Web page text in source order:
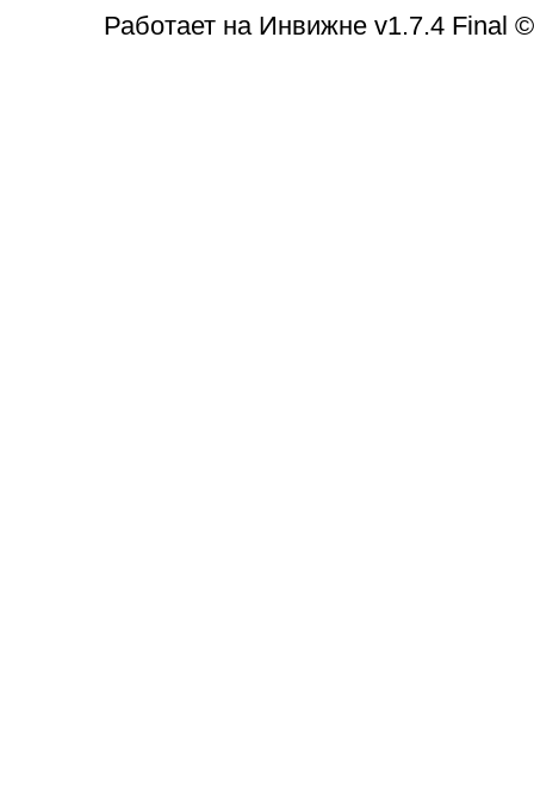
Работает на Инвижне v1.7.4 Final